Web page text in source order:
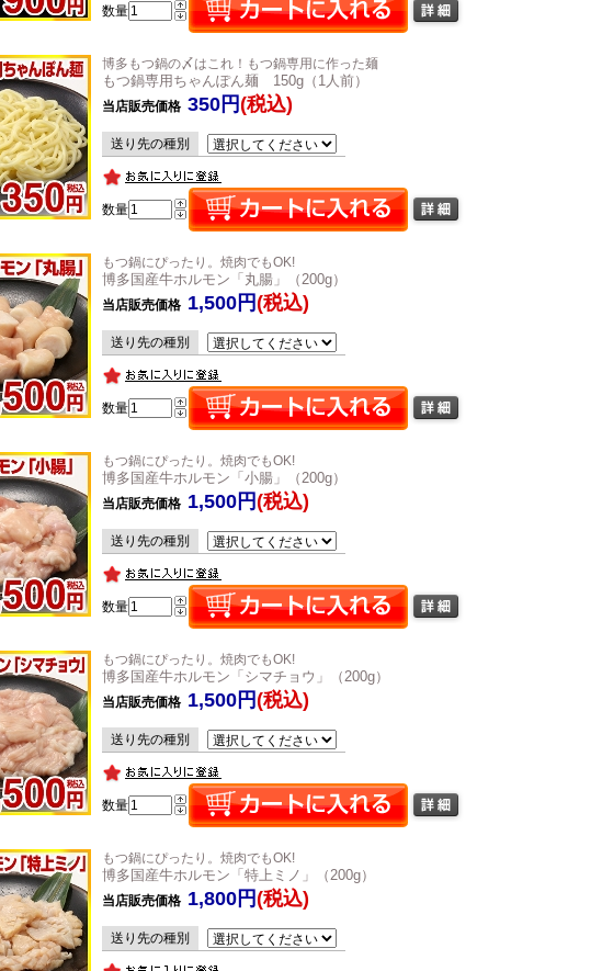
数量
博多もつ鍋の〆はこれ！もつ鍋専用に作った麺
もつ鍋専用ちゃんぽん麺 150g（1人前）
当店販売価格 350円(税込)
送り先の種別
数量
もつ鍋にぴったり。焼肉でもOK!
博多国産牛ホルモン「丸腸」（200g）
当店販売価格 1,500円(税込)
送り先の種別
数量
もつ鍋にぴったり。焼肉でもOK!
博多国産牛ホルモン「小腸」（200g）
当店販売価格 1,500円(税込)
送り先の種別
数量
もつ鍋にぴったり。焼肉でもOK!
博多国産牛ホルモン「シマチョウ」（200g）
当店販売価格 1,500円(税込)
送り先の種別
数量
もつ鍋にぴったり。焼肉でもOK!
博多国産牛ホルモン「特上ミノ」（200g）
当店販売価格 1,800円(税込)
送り先の種別